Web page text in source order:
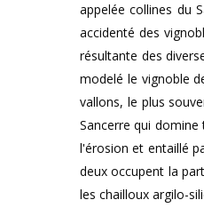
appelée collines du
accidenté des
résultante des
modelé le vignoble
vallons, le plus
Sancerre qui
l'érosion et entaillé
deux occupent la
les chailloux argilo-